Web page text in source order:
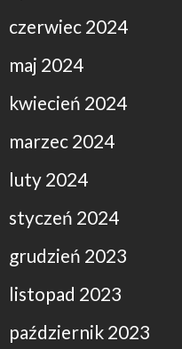
czerwiec 2024
maj 2024
kwiecień 2024
marzec 2024
luty 2024
styczeń 2024
grudzień 2023
listopad 2023
październik 2023